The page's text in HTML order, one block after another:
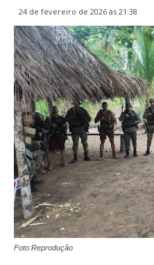
24 de fevereiro de 2026 às 21:38
Foto:Reprodução